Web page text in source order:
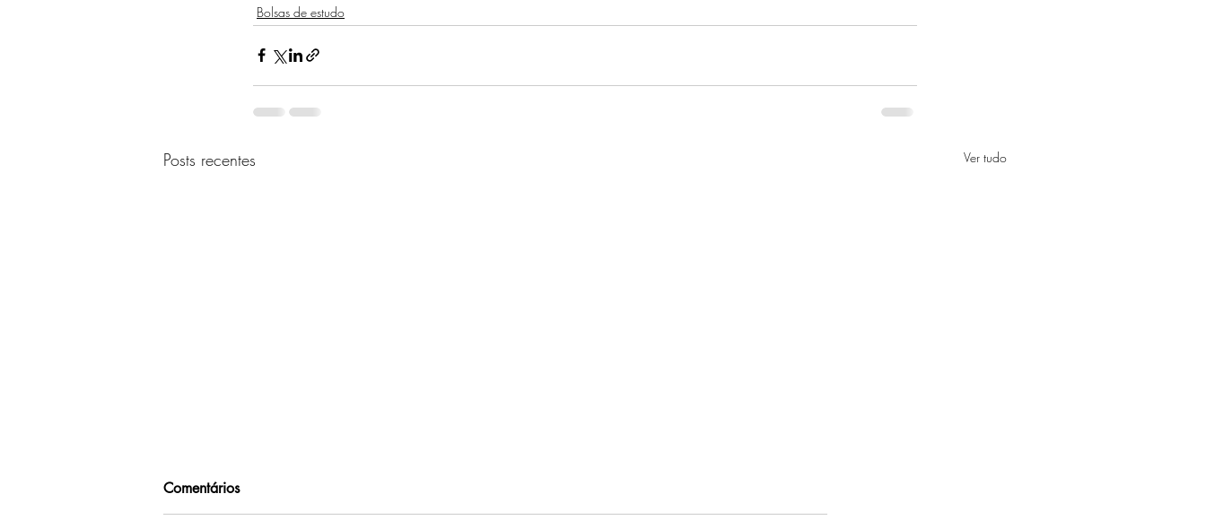
Bolsas de estudo
Posts recentes Ver tudo
Comentários